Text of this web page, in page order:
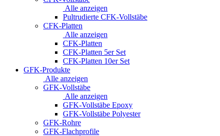
Alle anzeigen
Pultrudierte CFK-Vollstäbe
CFK-Platten
Alle anzeigen
CFK-Platten
CFK-Platten 5er Set
CFK-Platten 10er Set
GFK-Produkte
Alle anzeigen
GFK-Vollstäbe
Alle anzeigen
GFK-Vollstäbe Epoxy
GFK-Vollstäbe Polyester
GFK-Rohre
GFK-Flachprofile